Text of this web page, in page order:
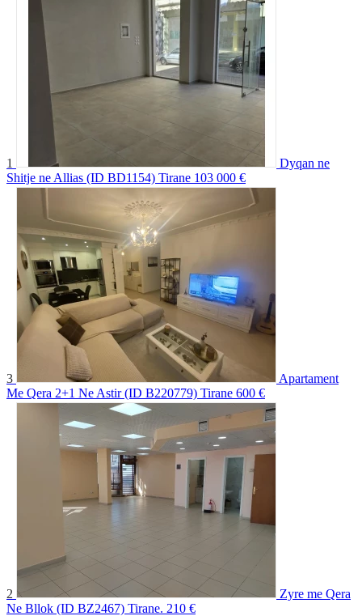
1
Dyqan ne
Shitje ne Allias (ID BD1154) Tirane 103 000 €
3
Apartament
Me Qera 2+1 Ne Astir (ID B220779) Tirane 600 €
2
Zyre me Qera
Ne Bllok (ID BZ2467) Tirane. 210 €